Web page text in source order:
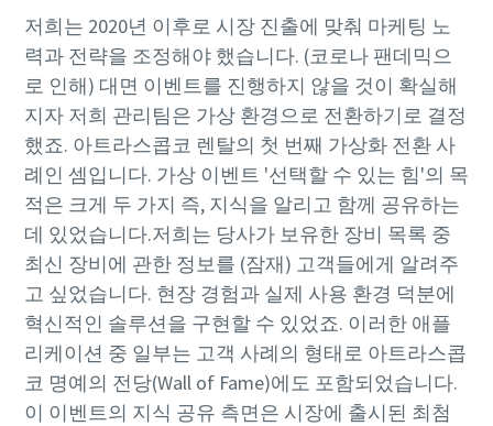
저희는 2020년 이후로 시장 진출에 맞춰 마케팅 노
력과 전략을 조정해야 했습니다. (코로나 팬데믹으
로 인해) 대면 이벤트를 진행하지 않을 것이 확실해
지자 저희 관리팀은 가상 환경으로 전환하기로 결정
했죠. 아트라스콥코 렌탈의 첫 번째 가상화 전환 사
례인 셈입니다. 가상 이벤트 '선택할 수 있는 힘'의 목
적은 크게 두 가지 즉, 지식을 알리고 함께 공유하는
데 있었습니다.저희는 당사가 보유한 장비 목록 중
최신 장비에 관한 정보를 (잠재) 고객들에게 알려주
고 싶었습니다. 현장 경험과 실제 사용 환경 덕분에
혁신적인 솔루션을 구현할 수 있었죠. 이러한 애플
리케이션 중 일부는 고객 사례의 형태로 아트라스콥
코 명예의 전당(Wall of Fame)에도 포함되었습니다.
이 이벤트의 지식 공유 측면은 시장에 출시된 최첨